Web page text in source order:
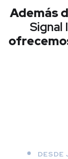
Además
Signal
DESDE